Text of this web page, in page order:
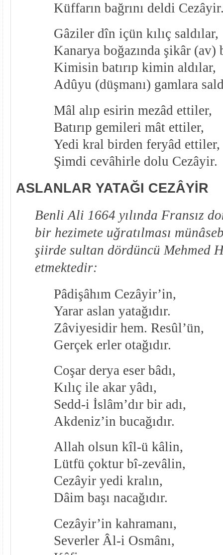
Küffarın bağrını deldi
Gâziler dîn içün kılıç saldılar,
Kanarya boğazında şikâr (av)
Kimisin batırıp kimin aldılar,
Adûyu (düşmanı) gamlara
Mâl alıp esirin mezâd ettiler,
Batırıp gemileri mât ettiler,
Yedi kral birden feryâd ettiler,
Şimdi cevâhirle dolu Cezâyir.
ASLANLAR YATAĞI CEZÂYİR
Benli Ali 1664 yılında Fransız
bir hezimete uğratılması
şiirde sultan dördüncü Mehmed
etmektedir:
Pâdişâhım Cezâyir’in,
Yarar aslan yatağıdır.
Zâviyesidir hem. Resûl’ün,
Gerçek erler otağıdır.
Coşar derya eser bâdı,
Kılıç ile akar yâdı,
Sedd-i İslâm’dır bir adı,
Akdeniz’in bucağıdır.
Allah olsun kîl-ü kâlin,
Lütfü çoktur bî-zevâlin,
Cezâyir yedi kralın,
Dâim başı nacağıdır.
Cezâyir’in kahramanı,
Severler Âl-i Osmânı,